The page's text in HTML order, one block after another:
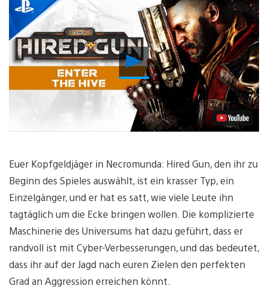
Video
abspielen
Euer Kopfgeldjäger in Necromunda: Hired Gun, den ihr zu
Beginn des Spieles auswählt, ist ein krasser Typ, ein
Einzelgänger, und er hat es satt, wie viele Leute ihn
tagtäglich um die Ecke bringen wollen. Die komplizierte
Maschinerie des Universums hat dazu geführt, dass er
randvoll ist mit Cyber-Verbesserungen, und das bedeutet,
dass ihr auf der Jagd nach euren Zielen den perfekten
Grad an Aggression erreichen könnt.